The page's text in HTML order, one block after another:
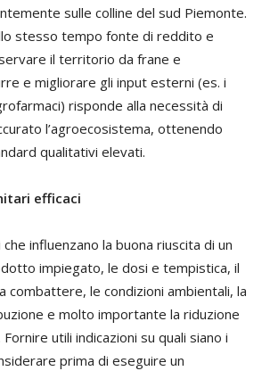
sulle colline del sud Piemonte.
stesso tempo fonte di reddito e
il territorio da frane e
e migliorare gli input esterni (es. i
risponde alla necessità di
l’agroecosistema, ottenendo
qualitativi elevati.
efficaci
influenzano la buona riuscita di un
impiegato, le dosi e tempistica, il
combattere, le condizioni ambientali, la
e molto importante la riduzione
utili indicazioni su quali siano i
prima di eseguire un